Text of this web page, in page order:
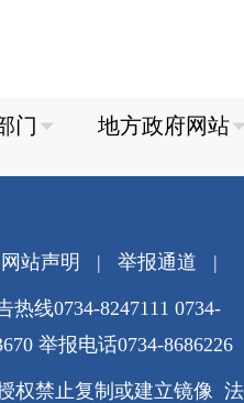
网站声明 | 举报通道 |
热线0734-8247111 0734-
举报电话0734-8686226
权禁止复制或建立镜像 法